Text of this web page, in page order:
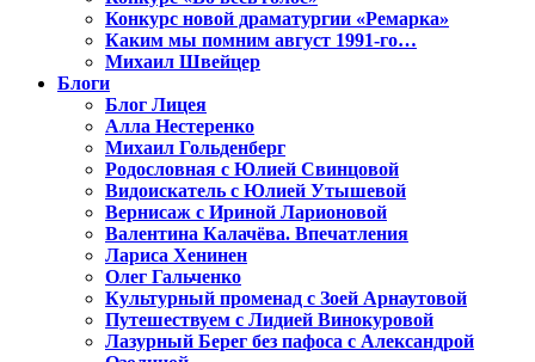
Конкурс новой драматургии «Ремарка»
Каким мы помним август 1991-го…
Михаил Швейцер
Блоги
Блог Лицея
Алла Нестеренко
Михаил Гольденберг
Родословная с Юлией Свинцовой
Видоискатель с Юлией Утышевой
Вернисаж с Ириной Ларионовой
Валентина Калачёва. Впечатления
Лариса Хенинен
Олег Гальченко
Культурный променад с Зоей Арнаутовой
Путешествуем с Лидией Винокуровой
Лазурный Берег без пафоса с Александрой